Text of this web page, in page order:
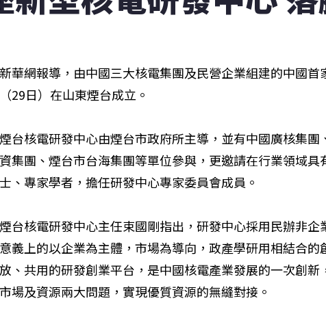
新華網報導，由中國三大核電集團及民營企業組建的中國首
（29日）在山東煙台成立。
煙台核電研發中心由煙台市政府所主導，並有中國廣核集
資集團、煙台市台海集團等單位參與，更邀請在行業領域
士、專家學者，擔任研發中心專家委員會成員。
煙台核電研發中心主任束國剛指出，研發中心採用民辦非
意義上的以企業為主體，市場為導向，政產學研用相結合
放、共用的研發創業平台，是中國核電產業發展的一次創
市場及資源兩大問題，實現優質資源的無縫對接。